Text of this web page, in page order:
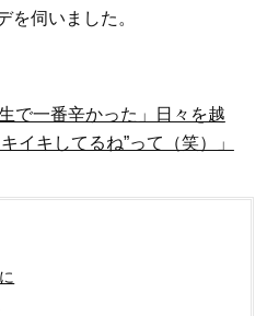
を伺いました。
で一番辛かった」日々を越
イキしてるね”って（笑）」